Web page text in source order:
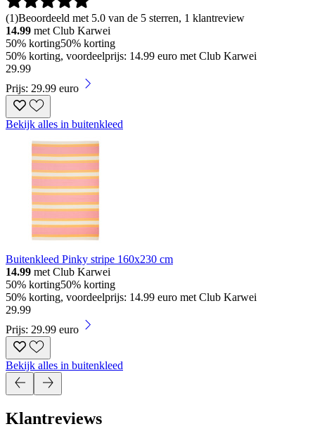
(1)Beoordeeld met 5.0 van de 5 sterren, 1 klantreview
14.99 met Club Karwei
50% korting50% korting
50% korting, voordeelprijs: 14.99 euro met Club Karwei
29.99
Prijs: 29.99 euro
Bekijk alles in buitenkleed
Buitenkleed Pinky stripe 160x230 cm
14.99 met Club Karwei
50% korting50% korting
50% korting, voordeelprijs: 14.99 euro met Club Karwei
29.99
Prijs: 29.99 euro
Bekijk alles in buitenkleed
Klantreviews